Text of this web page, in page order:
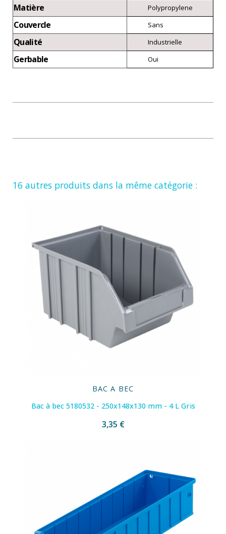
Matière Polypropylene
Couvercle Sans
Qualité Industrielle
Gerbable Oui
16 autres produits dans la même catégorie :
BAC A BEC
Bac à bec 5180532 - 250x148x130 mm - 4 L Gris
3,35 €